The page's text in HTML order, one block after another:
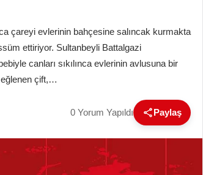
çareyi evlerinin bahçesine salıncak kurmakta
ettiriyor. Sultanbeyli Battalgazi
canları sıkılınca evlerinin avlusuna bir
eğlenen çift,…
0 Yorum Yapıldı Paylaş